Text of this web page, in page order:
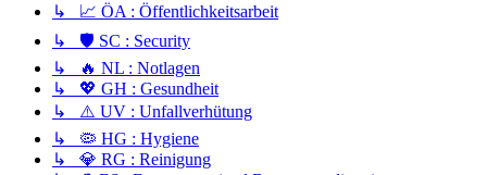
↳ 📈 ÖA : Öffentlichkeitsarbeit
↳ 🛡️ SC : Security
↳ 🔥 NL : Notlagen
↳ 💖 GH : Gesundheit
↳ ⚠️ UV : Unfallverhütung
↳ 🦠 HG : Hygiene
↳ 💎 RG : Reinigung